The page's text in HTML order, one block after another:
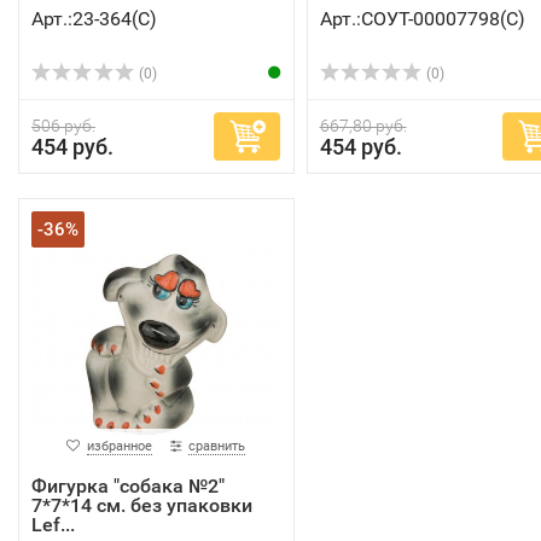
Арт.:23-364(C)
(0)
506 руб.
454 руб.
Арт.:СОУТ-00007798(C)
(0)
667,80 руб.
454 руб.
-36%
избранное сравнить
Фигурка "собака №2"
7*7*14 см. без упаковки
Lef...